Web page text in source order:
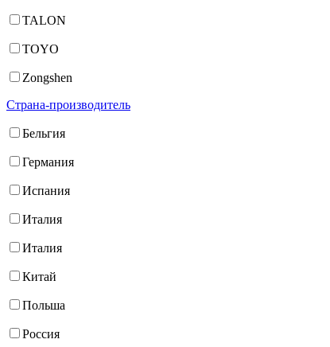
TALON
TOYO
Zongshen
Страна-производитель
Бельгия
Германия
Испания
Италия
Италия
Китай
Польша
Россия